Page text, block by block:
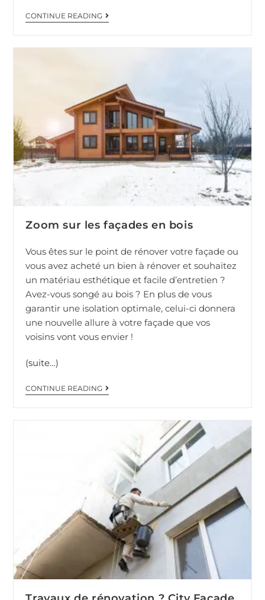
CONTINUE READING
Zoom sur les façades en bois
Vous êtes sur le point de rénover votre façade ou
vous avez acheté un bien à rénover et souhaitez
un matériau esthétique et facile d’entretien ?
Avez-vous songé au bois ? En plus de vous
garantir une isolation optimale, celui-ci donnera
une nouvelle allure à votre façade que vos
voisins vont vous envier !
(suite…)
CONTINUE READING